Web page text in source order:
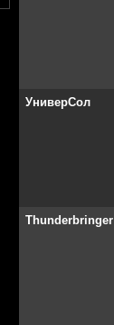
УниверСол
Thunderbringer